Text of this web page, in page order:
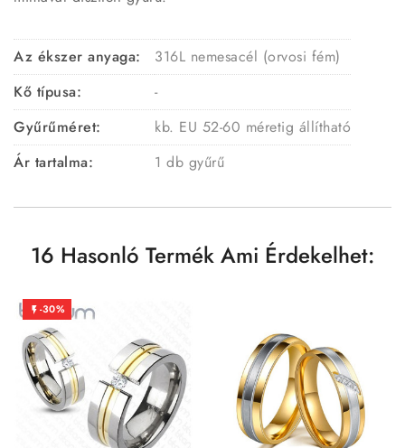
Az ékszer anyaga:
316L nemesacél (orvosi fém)
Kő típusa:
-
Gyűrűméret:
kb. EU 52-60 méretig állítható
Ár tartalma:
1 db gyűrű
16 Hasonló Termék Ami Érdekelhet:
 -30%